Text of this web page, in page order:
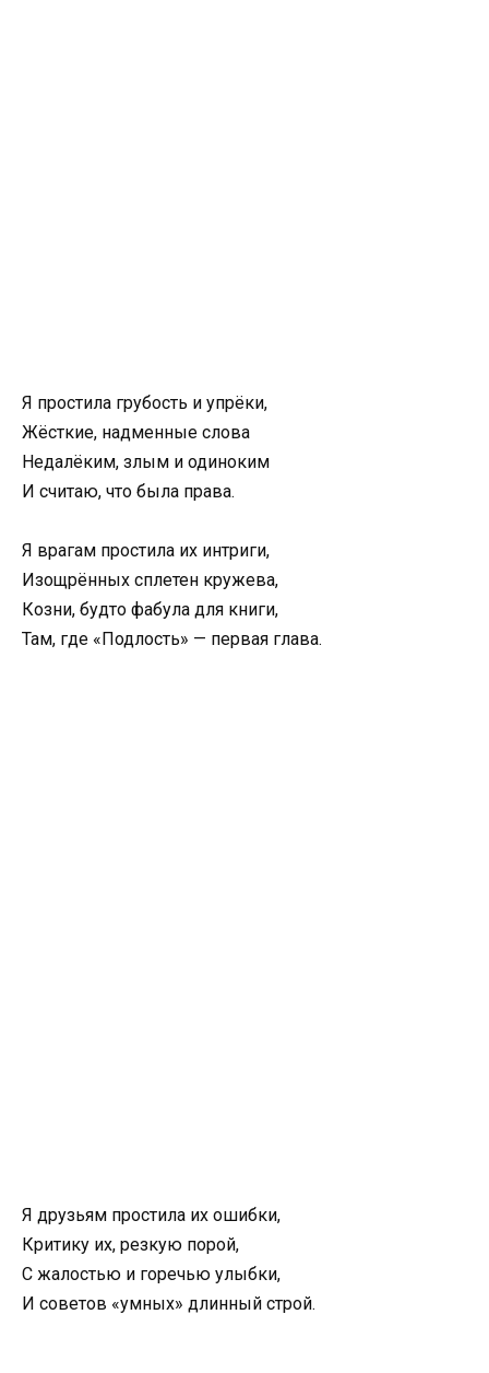
Я простила грубость и упрёки,
Жёсткие, надменные слова
Недалёким, злым и одиноким
И считаю, что была права.
Я врагам простила их интриги,
Изощрённых сплетен кружева,
Козни, будто фабула для книги,
Там, где «Подлость» — первая глава.
Я друзьям простила их ошибки,
Критику их, резкую порой,
С жалостью и горечью улыбки,
И советов «умных» длинный строй.